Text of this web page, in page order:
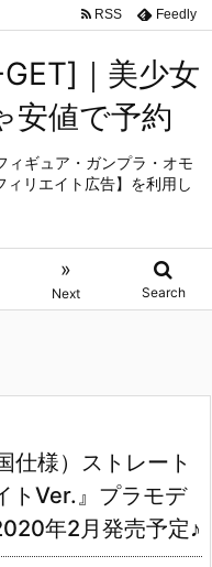
｜美少女
安値で予約
ィギュア・ガンプラ・オモ
リエイト広告】を利用し
»
Next Search
RSS Feedly
仕様）ストレート
トVer.』プラモデ
年2月発売予定♪